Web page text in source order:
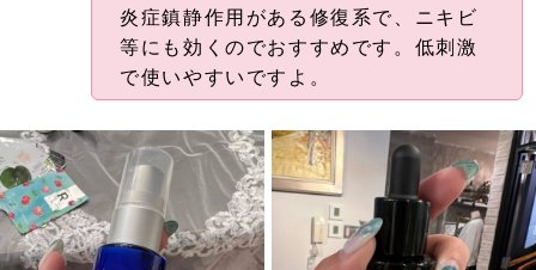
炎症鎮静作用がある修復系で、ニキビ
等にも効くのでおすすめです。低刺激
で使いやすいですよ。